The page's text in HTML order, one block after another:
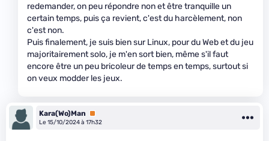
redemander, on peu répondre non et être tranquille un
certain temps, puis ça revient, c'est du harcèlement, non
c'est non.
Puis finalement, je suis bien sur Linux, pour du Web et du jeu
majoritairement solo, je m'en sort bien, même s'il faut
encore être un peu bricoleur de temps en temps, surtout si
on veux modder les jeux.
Kara(Wo)Man
Premium
Le 15/10/2024 à 17h32